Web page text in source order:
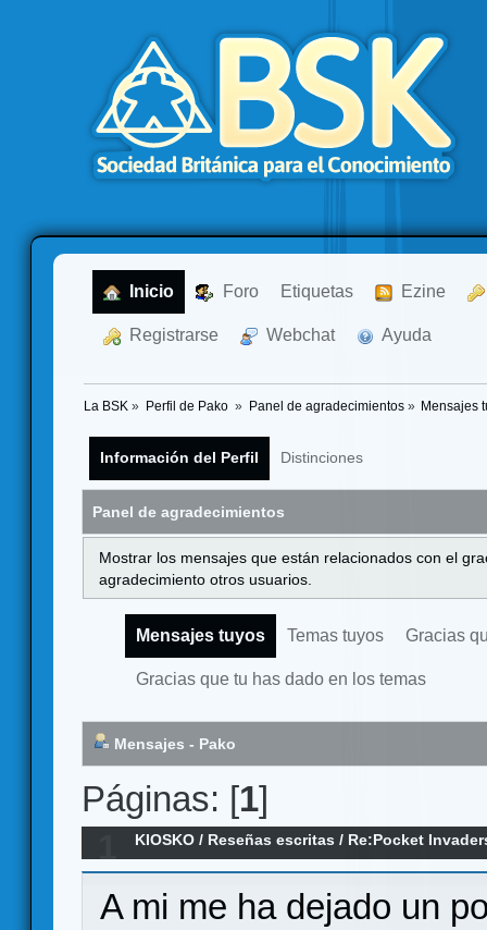
Inicio Foro Etiquetas Ezine
Registrarse Webchat Ayuda
La BSK » Perfil de Pako » Panel de agradecimientos» Mensajes
Información del Perfil Distinciones
Panel de agradecimientos
Mostrar los mensajes que están relacionados con el
agradecimiento otros usuarios.
Mensajes tuyos Temas tuyos Gracias
Gracias que tu has dado en los temas
Mensajes - Pako
Páginas: [1]
KIOSKO / Reseñas escritas / Re:Pocket
A mi me ha dejado un